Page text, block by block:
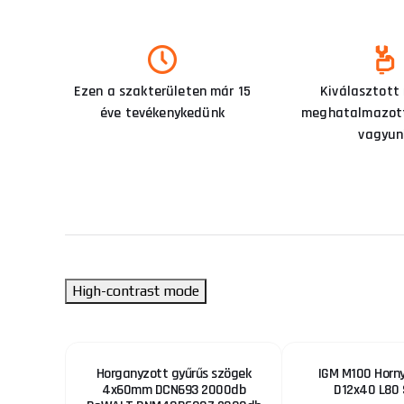
Ezen a szakterületen már 15
éve tevékenykedünk
Kiválasztott
High-contrast mode
Horganyzott gyűrűs szögek
4x60mm DCN693 2000db
IGM M100
D12x40 L80